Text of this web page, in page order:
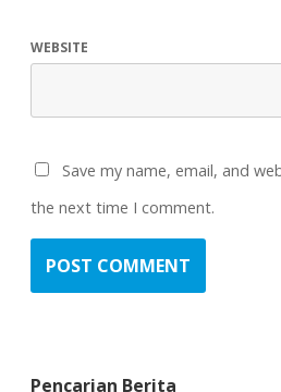
WEBSITE
Save my name, email, and
the next time I comment.
Pencarian Berita